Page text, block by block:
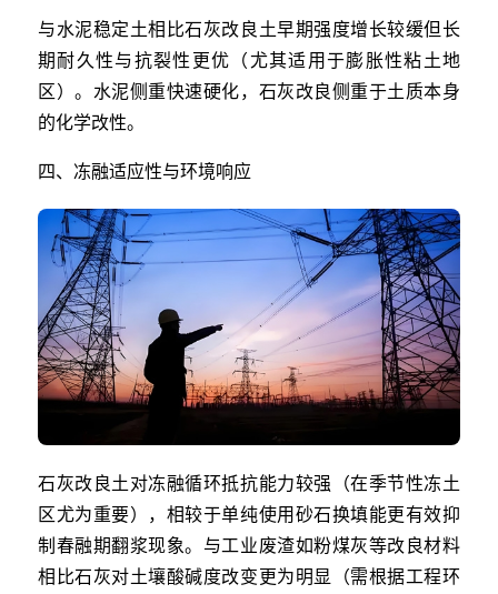
与水泥稳定土相比石灰改良土早期强度增长较缓但长
期耐久性与抗裂性更优（尤其适用于膨胀性粘土地
区）。水泥侧重快速硬化，石灰改良侧重于土质本身
的化学改性。
四、冻融适应性与环境响应
石灰改良土对冻融循环抵抗能力较强（在季节性冻土
区尤为重要），相较于单纯使用砂石换填能更有效抑
制春融期翻浆现象。与工业废渣如粉煤灰等改良材料
相比石灰对土壤酸碱度改变更为明显（需根据工程环